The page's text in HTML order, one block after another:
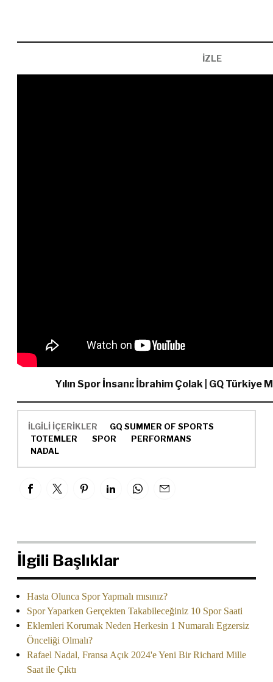
İZLE
Yılın Spor İnsanı: İbrahim Çolak | GQ Türkiye
İLGİLİ İÇERİKLER
GQ SUMMER OF SPORTS
TOTEMLER
SPOR
PERFORMANS
NADAL
İlgili Başlıklar
Hasta Olunca Spor Yapmalı mısınız?
Spor Yaparken Gerçekten Takabileceğiniz 10 Spor Saati
Eklemleri Korumak Neden Herkesin 1 Numaralı Egzersiz
Önceliği Olmalı?
Rafael Nadal, Fransa Açık 2024'e Yeni Bir Richard Mille
Saat ile Çıktı